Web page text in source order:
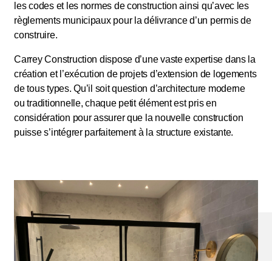
les codes et les normes de construction ainsi qu’avec les
règlements municipaux pour la délivrance d’un permis de
construire.
Carrey Construction dispose d’une vaste expertise dans la
création et l’exécution de projets d’extension de logements
de tous types. Qu’il soit question d’architecture moderne
ou traditionnelle, chaque petit élément est pris en
considération pour assurer que la nouvelle construction
puisse s’intégrer parfaitement à la structure existante.